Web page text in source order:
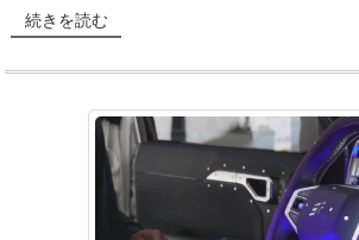
続きを読む